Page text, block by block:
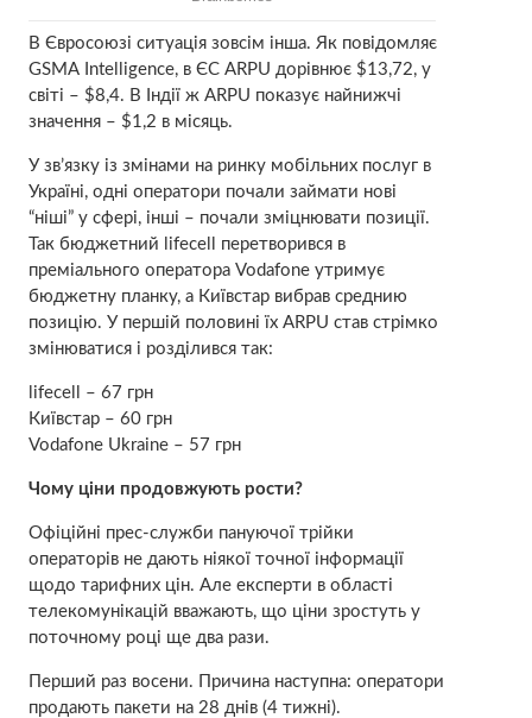
В Євросоюзі ситуація зовсім інша. Як повідомляє
GSMА Intelligence, в ЄС ARPU дорівнює $13,72, у
світі – $8,4. В Індії ж ARPU показує найнижчі
значення – $1,2 в місяць.
У зв’язку із змінами на ринку мобільних послуг в
Україні, одні оператори почали займати нові
“ніші” у сфері, інші – почали зміцнювати позиції.
Так бюджетний lifecell перетворився в
преміального оператора Vodafone утримує
бюджетну планку, а Київстар вибрав среднию
позицію. У першій половині їх ARPU став стрімко
змінюватися і розділився так:
lifecell – 67 грн
Київстар – 60 грн
Vodafone Ukraine – 57 грн
Чому ціни продовжують рости?
Офіційні прес-служби пануючої трійки
операторів не дають ніякої точної інформації
щодо тарифних цін. Але експерти в області
телекомунікацій вважають, що ціни зростуть у
поточному році ще два рази.
Перший раз восени. Причина наступна: оператори
продають пакети на 28 днів (4 тижні).